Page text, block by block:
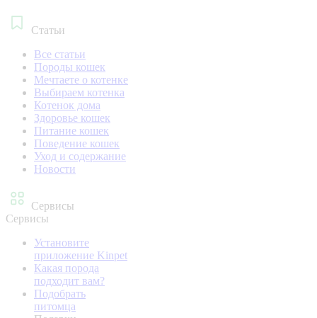
Статьи
Все статьи
Породы кошек
Мечтаете о котенке
Выбираем котенка
Котенок дома
Здоровье кошек
Питание кошек
Поведение кошек
Уход и содержание
Новости
Сервисы
Сервисы
Установите
приложение Kinpet
Какая порода
подходит вам?
Подобрать
питомца